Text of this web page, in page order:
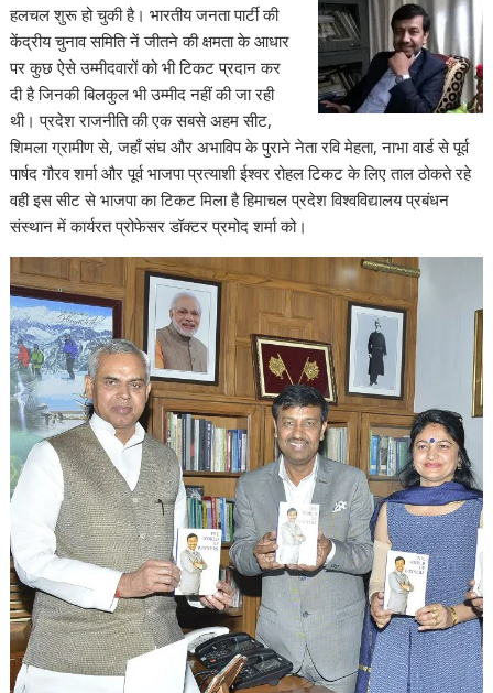
हलचल शुरू हो चुकी है। भारतीय जनता पार्टी की
केंद्रीय चुनाव समिति नें जीतने की क्षमता के आधार
पर कुछ ऐसे उम्मीदवारों को भी टिकट प्रदान कर
दी है जिनकी बिलकुल भी उम्मीद नहीं की जा रही
थी। प्रदेश राजनीति की एक सबसे अहम सीट,
शिमला ग्रामीण से, जहाँ संघ और अभाविप के पुराने नेता रवि मेहता, नाभा वार्ड से पूर्व
पार्षद गौरव शर्मा और पूर्व भाजपा प्रत्याशी ईश्वर रोहल टिकट के लिए ताल ठोकते रहे
वही इस सीट से भाजपा का टिकट मिला है हिमाचल प्रदेश विश्वविद्यालय प्रबंधन
संस्थान में कार्यरत प्रोफेसर डॉक्टर प्रमोद शर्मा को।